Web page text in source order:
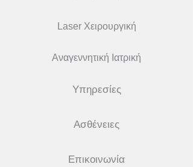
Laser Χειρουργική
Αναγεννητική Ιατρική
Υπηρεσίες
Ασθένειες
Επικοινωνία